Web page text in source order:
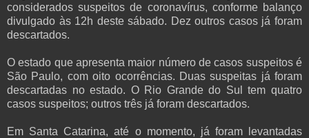
considerados suspeitos de coronavírus, conforme balanço
divulgado às 12h deste sábado. Dez outros casos já foram
descartados.
O estado que apresenta maior número de casos suspeitos é
São Paulo, com oito ocorrências. Duas suspeitas já foram
descartadas no estado. O Rio Grande do Sul tem quatro
casos suspeitos; outros três já foram descartados.
Em Santa Catarina, até o momento, já foram levantadas